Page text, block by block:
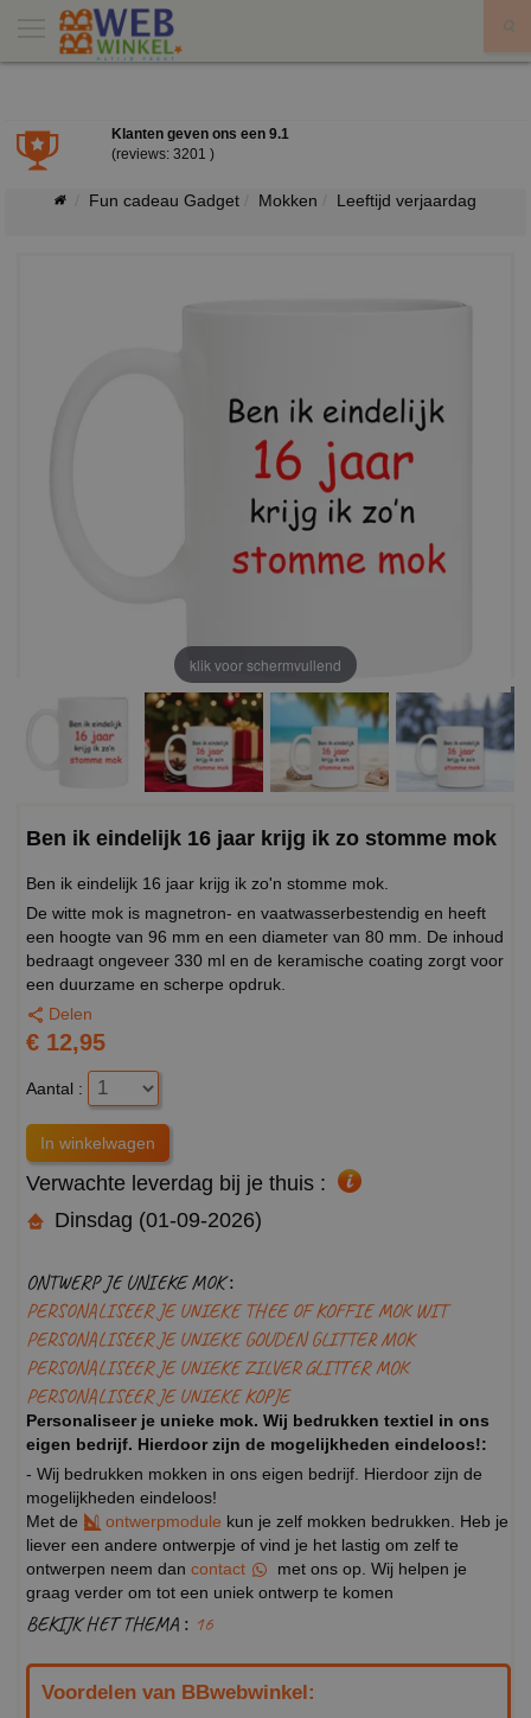
Klanten geven ons een 9.1
(reviews: 3201 )
Fun cadeau Gadget Mokken Leeftijd verjaardag
klik voor schermvullend
Ben ik eindelijk 16 jaar krijg ik zo stomme mok
Ben ik eindelijk 16 jaar krijg ik zo'n stomme mok.
De witte mok is magnetron- en vaatwasserbestendig en heeft
een hoogte van 96 mm en een diameter van 80 mm. De inhoud
bedraagt ongeveer 330 ml en de keramische coating zorgt voor
een duurzame en scherpe opdruk.
Delen
€ 12,95
Aantal :
Verwachte leverdag bij je thuis :
Dinsdag (01-09-2026)
ONTWERP JE UNIEKE MOK :
PERSONALISEER JE UNIEKE THEE OF KOFFIE MOK WIT
PERSONALISEER JE UNIEKE GOUDEN GLITTER MOK
PERSONALISEER JE UNIEKE ZILVER GLITTER MOK
PERSONALISEER JE UNIEKE KOPJE
Personaliseer je unieke mok. Wij bedrukken textiel in ons
eigen bedrijf. Hierdoor zijn de mogelijkheden eindeloos!:
- Wij bedrukken mokken in ons eigen bedrijf. Hierdoor zijn de
mogelijkheden eindeloos!
Met de
ontwerpmodule kun je zelf mokken bedrukken. Heb je
liever een andere ontwerpje of vind je het lastig om zelf te
ontwerpen neem dan contact
met ons op. Wij helpen je
graag verder om tot een uniek ontwerp te komen
BEKIJK HET THEMA : 16
Voordelen van BBwebwinkel: